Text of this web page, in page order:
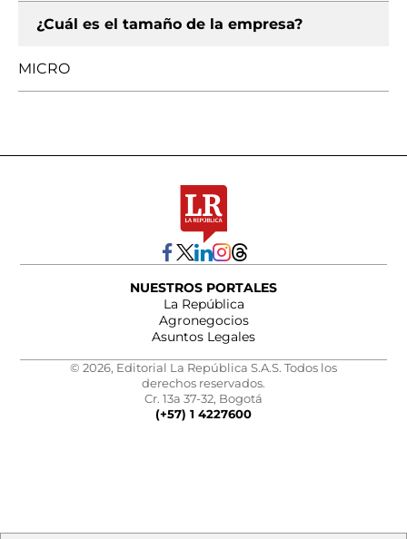
¿Cuál es el tamaño de la empresa?
MICRO
NUESTROS PORTALES
La República
Agronegocios
Asuntos Legales
© 2026, Editorial La República S.A.S. Todos los
derechos reservados.
Cr. 13a 37-32, Bogotá
(+57) 1 4227600